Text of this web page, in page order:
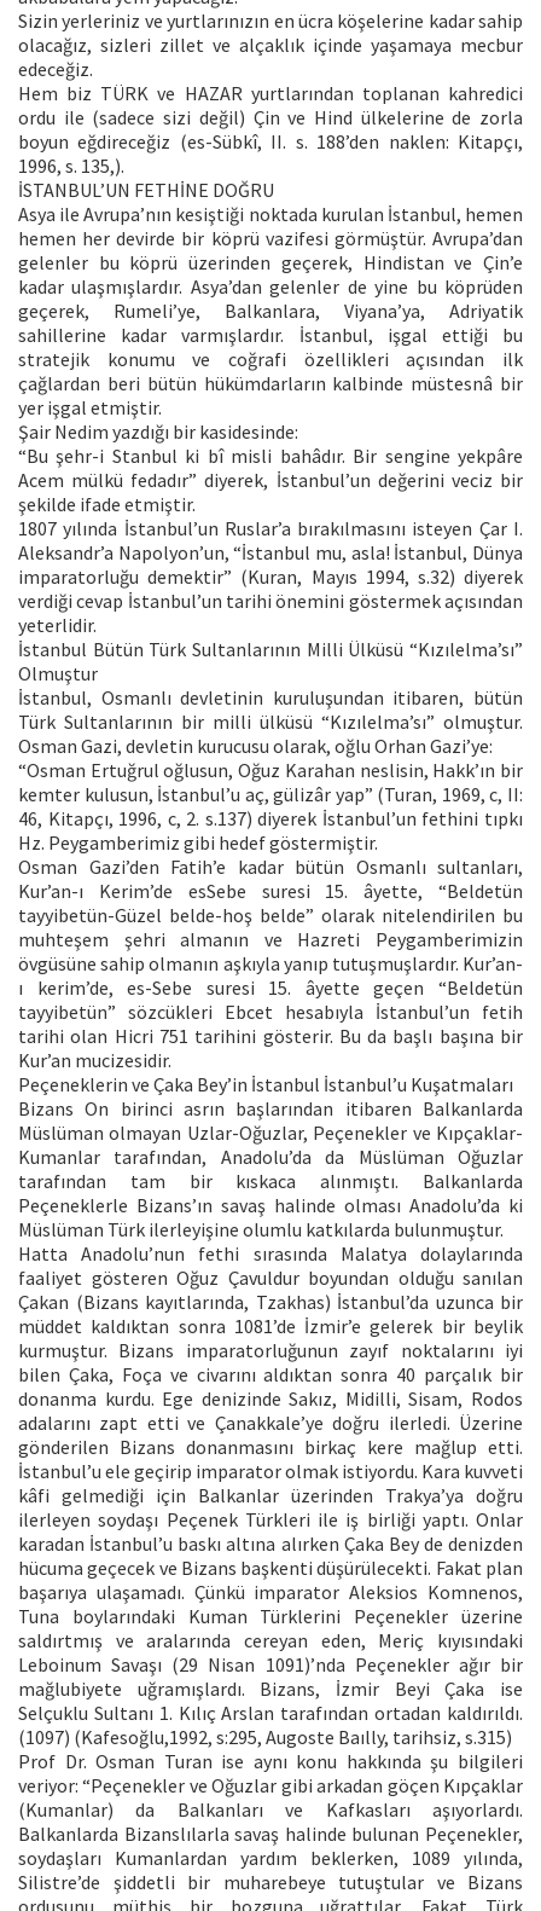
Sizin yerleriniz ve yurtlarınızın en ücra köşelerine kadar sahip
olacağız, sizleri zillet ve alçaklık içinde yaşamaya mecbur
edeceğiz.
Hem biz TÜRK ve HAZAR yurtlarından toplanan kahredici
ordu ile (sadece sizi değil) Çin ve Hind ülkelerine de zorla
boyun eğdireceğiz (es-Sübkî, II. s. 188’den naklen: Kitapçı,
1996, s. 135,).
İSTANBUL’UN FETHİNE DOĞRU
Asya ile Avrupa’nın kesiştiği noktada kurulan İstanbul, hemen
hemen her devirde bir köprü vazifesi görmüştür. Avrupa’dan
gelenler bu köprü üzerinden geçerek, Hindistan ve Çin’e
kadar ulaşmışlardır. Asya’dan gelenler de yine bu köprüden
geçerek, Rumeli’ye, Balkanlara, Viyana’ya, Adriyatik
sahillerine kadar varmışlardır. İstanbul, işgal ettiği bu
stratejik konumu ve coğrafi özellikleri açısından ilk
çağlardan beri bütün hükümdarların kalbinde müstesnâ bir
yer işgal etmiştir.
Şair Nedim yazdığı bir kasidesinde:
“Bu şehr-i Stanbul ki bî misli bahâdır. Bir sengine yekpâre
Acem mülkü fedadır” diyerek, İstanbul’un değerini veciz bir
şekilde ifade etmiştir.
1807 yılında İstanbul’un Ruslar’a bırakılmasını isteyen Çar I.
Aleksandr’a Napolyon’un, “İstanbul mu, asla! İstanbul, Dünya
imparatorluğu demektir” (Kuran, Mayıs 1994, s.32) diyerek
verdiği cevap İstanbul’un tarihi önemini göstermek açısından
yeterlidir.
İstanbul Bütün Türk Sultanlarının Milli Ülküsü “Kızılelma’sı”
Olmuştur
İstanbul, Osmanlı devletinin kuruluşundan itibaren, bütün
Türk Sultanlarının bir milli ülküsü “Kızılelma’sı” olmuştur.
Osman Gazi, devletin kurucusu olarak, oğlu Orhan Gazi’ye:
“Osman Ertuğrul oğlusun, Oğuz Karahan neslisin, Hakk’ın bir
kemter kulusun, İstanbul’u aç, gülizâr yap” (Turan, 1969, c, II:
46, Kitapçı, 1996, c, 2. s.137) diyerek İstanbul’un fethini tıpkı
Hz. Peygamberimiz gibi hedef göstermiştir.
Osman Gazi’den Fatih’e kadar bütün Osmanlı sultanları,
Kur’an-ı Kerim’de esSebe suresi 15. âyette, “Beldetün
tayyibetün-Güzel belde-hoş belde” olarak nitelendirilen bu
muhteşem şehri almanın ve Hazreti Peygamberimizin
övgüsüne sahip olmanın aşkıyla yanıp tutuşmuşlardır. Kur’an-
ı kerim’de, es-Sebe suresi 15. âyette geçen “Beldetün
tayyibetün” sözcükleri Ebcet hesabıyla İstanbul’un fetih
tarihi olan Hicri 751 tarihini gösterir. Bu da başlı başına bir
Kur’an mucizesidir.
Peçeneklerin ve Çaka Bey’in İstanbul İstanbul’u Kuşatmaları
Bizans On birinci asrın başlarından itibaren Balkanlarda
Müslüman olmayan Uzlar-Oğuzlar, Peçenekler ve Kıpçaklar-
Kumanlar tarafından, Anadolu’da da Müslüman Oğuzlar
tarafından tam bir kıskaca alınmıştı. Balkanlarda
Peçeneklerle Bizans’ın savaş halinde olması Anadolu’da ki
Müslüman Türk ilerleyişine olumlu katkılarda bulunmuştur.
Hatta Anadolu’nun fethi sırasında Malatya dolaylarında
faaliyet gösteren Oğuz Çavuldur boyundan olduğu sanılan
Çakan (Bizans kayıtlarında, Tzakhas) İstanbul’da uzunca bir
müddet kaldıktan sonra 1081’de İzmir’e gelerek bir beylik
kurmuştur. Bizans imparatorluğunun zayıf noktalarını iyi
bilen Çaka, Foça ve civarını aldıktan sonra 40 parçalık bir
donanma kurdu. Ege denizinde Sakız, Midilli, Sisam, Rodos
adalarını zapt etti ve Çanakkale’ye doğru ilerledi. Üzerine
gönderilen Bizans donanmasını birkaç kere mağlup etti.
İstanbul’u ele geçirip imparator olmak istiyordu. Kara kuvveti
kâfi gelmediği için Balkanlar üzerinden Trakya’ya doğru
ilerleyen soydaşı Peçenek Türkleri ile iş birliği yaptı. Onlar
karadan İstanbul’u baskı altına alırken Çaka Bey de denizden
hücuma geçecek ve Bizans başkenti düşürülecekti. Fakat plan
başarıya ulaşamadı. Çünkü imparator Aleksios Komnenos,
Tuna boylarındaki Kuman Türklerini Peçenekler üzerine
saldırtmış ve aralarında cereyan eden, Meriç kıyısındaki
Leboinum Savaşı (29 Nisan 1091)’nda Peçenekler ağır bir
mağlubiyete uğramışlardı. Bizans, İzmir Beyi Çaka ise
Selçuklu Sultanı 1. Kılıç Arslan tarafından ortadan kaldırıldı.
(1097) (Kafesoğlu,1992, s:295, Augoste Baılly, tarihsiz, s.315)
Prof Dr. Osman Turan ise aynı konu hakkında şu bilgileri
veriyor: “Peçenekler ve Oğuzlar gibi arkadan göçen Kıpçaklar
(Kumanlar) da Balkanları ve Kafkasları aşıyorlardı.
Balkanlarda Bizanslılarla savaş halinde bulunan Peçenekler,
soydaşları Kumanlardan yardım beklerken, 1089 yılında,
Silistre’de şiddetli bir muharebeye tutuştular ve Bizans
ordusunu müthiş bir bozguna uğrattılar. Fakat Türk